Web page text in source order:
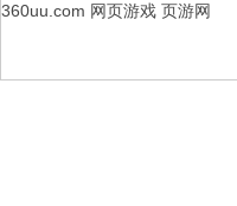
360uu.com 网页游戏 页游网